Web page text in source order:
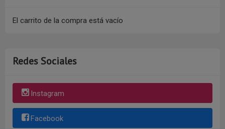
El carrito de la compra está vacío
Redes Sociales
Instagram
Facebook